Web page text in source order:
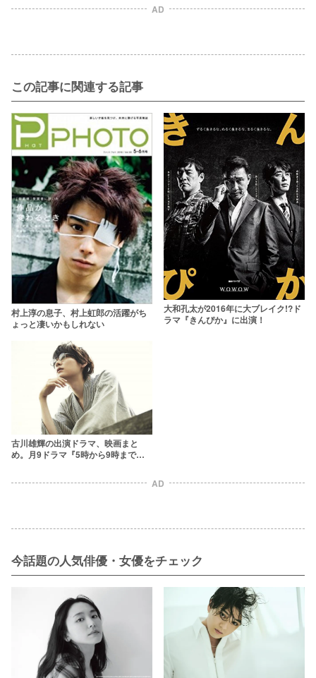
AD
この記事に関連する記事
村上淳の息子、村上虹郎の活躍がち
ょっと凄いかもしれない
大和孔太が2016年に大ブレイク!?ド
ラマ『きんぴか』に出演！
古川雄輝の出演ドラマ、映画まと
め。月9ドラマ『5時から9時まで』
AD
今話題の人気俳優・女優をチェック